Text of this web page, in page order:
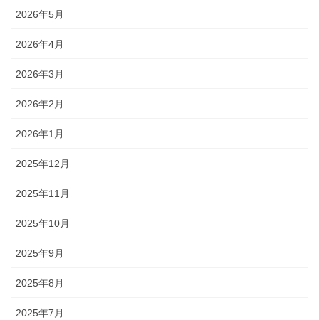
2026年5月
2026年4月
2026年3月
2026年2月
2026年1月
2025年12月
2025年11月
2025年10月
2025年9月
2025年8月
2025年7月